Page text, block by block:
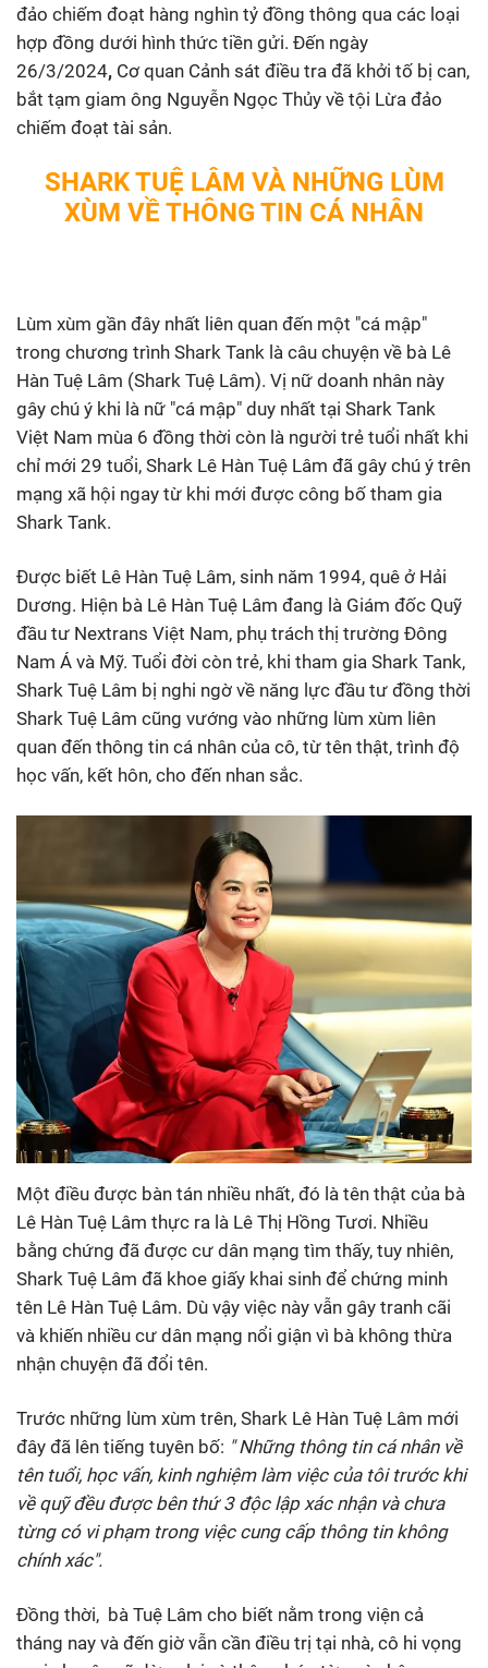
đảo chiếm đoạt hàng nghìn tỷ đồng thông qua các loại
hợp đồng dưới hình thức tiền gửi. Đến ngày
26/3/2024, Cơ quan Cảnh sát điều tra đã khởi tố bị can,
bắt tạm giam ông Nguyễn Ngọc Thủy về tội Lừa đảo
chiếm đoạt tài sản.
SHARK TUỆ LÂM VÀ NHỮNG LÙM
XÙM VỀ THÔNG TIN CÁ NHÂN
Lùm xùm gần đây nhất liên quan đến một "cá mập"
trong chương trình Shark Tank là câu chuyện về bà Lê
Hàn Tuệ Lâm (Shark Tuệ Lâm). Vị nữ doanh nhân này
gây chú ý khi là nữ "cá mập" duy nhất tại Shark Tank
Việt Nam mùa 6 đồng thời còn là người trẻ tuổi nhất khi
chỉ mới 29 tuổi, Shark Lê Hàn Tuệ Lâm đã gây chú ý trên
mạng xã hội ngay từ khi mới được công bố tham gia
Shark Tank.
Được biết Lê Hàn Tuệ Lâm, sinh năm 1994, quê ở Hải
Dương. Hiện bà Lê Hàn Tuệ Lâm đang là Giám đốc Quỹ
đầu tư Nextrans Việt Nam, phụ trách thị trường Đông
Nam Á và Mỹ. Tuổi đời còn trẻ, khi tham gia Shark Tank,
Shark Tuệ Lâm bị nghi ngờ về năng lực đầu tư đồng thời
Shark Tuệ Lâm cũng vướng vào những lùm xùm liên
quan đến thông tin cá nhân của cô, từ tên thật, trình độ
học vấn, kết hôn, cho đến nhan sắc.
Một điều được bàn tán nhiều nhất, đó là tên thật của bà
Lê Hàn Tuệ Lâm thực ra là Lê Thị Hồng Tươi. Nhiều
bằng chứng đã được cư dân mạng tìm thấy, tuy nhiên,
Shark Tuệ Lâm đã khoe giấy khai sinh để chứng minh
tên Lê Hàn Tuệ Lâm. Dù vậy việc này vẫn gây tranh cãi
và khiến nhiều cư dân mạng nổi giận vì bà không thừa
nhận chuyện đã đổi tên.
Trước những lùm xùm trên, Shark Lê Hàn Tuệ Lâm mới
đây đã lên tiếng tuyên bố: " Những thông tin cá nhân về
tên tuổi, học vấn, kinh nghiệm làm việc của tôi trước khi
về quỹ đều được bên thứ 3 độc lập xác nhận và chưa
từng có vi phạm trong việc cung cấp thông tin không
chính xác".
Đồng thời, bà Tuệ Lâm cho biết nằm trong viện cả
tháng nay và đến giờ vẫn cần điều trị tại nhà, cô hi vọng